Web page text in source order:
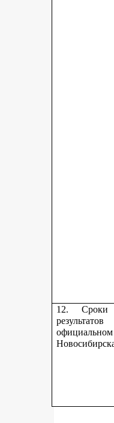
12. Сроки
официальном